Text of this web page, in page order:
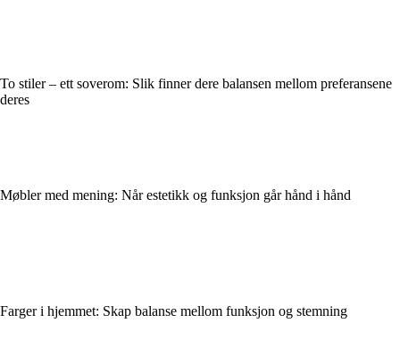
To stiler – ett soverom: Slik finner dere balansen mellom preferansene
deres
Møbler med mening: Når estetikk og funksjon går hånd i hånd
Farger i hjemmet: Skap balanse mellom funksjon og stemning